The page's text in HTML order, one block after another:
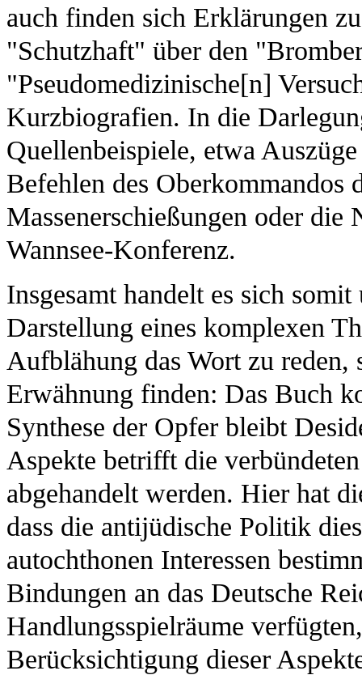
auch finden sich Erklärungen
"Schutzhaft" über den
"Pseudomedizinische[n]
Kurzbiografien. In die
Quellenbeispiele, etwa
Befehlen des Oberkommandos
Massenerschießungen oder die
Wannsee-Konferenz.
Insgesamt handelt es sich
Darstellung eines komplexen
Aufblähung das Wort zu
Erwähnung finden: Das Buch
Synthese der Opfer bleibt
Aspekte betrifft die
abgehandelt werden. Hier hat
dass die antijüdische Politik
autochthonen Interessen
Bindungen an das Deutsche
Handlungsspielräume
Berücksichtigung dieser